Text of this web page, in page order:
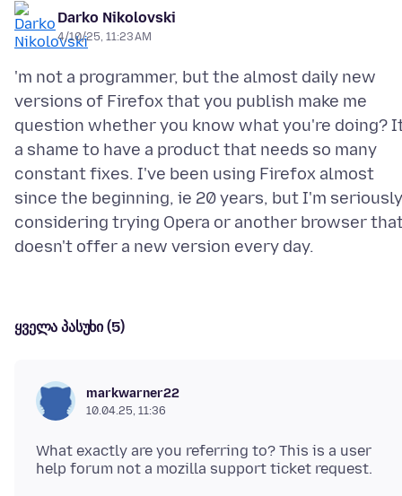
Darko Nikolovski
4/10/25, 11:23 AM
'm not a programmer, but the almost daily new
versions of Firefox that you publish make me
question whether you know what you're doing?
a shame to have a product that needs so many
constant fixes. I've been using Firefox almost
since the beginning, ie 20 years, but I'm seriously
considering trying Opera or another browser
ყველა პასუხი (5)
markwarner22
10.04.25, 11:36
What exactly are you referring to? This is a user